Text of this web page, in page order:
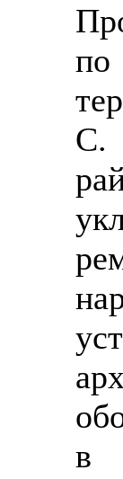
С.
в